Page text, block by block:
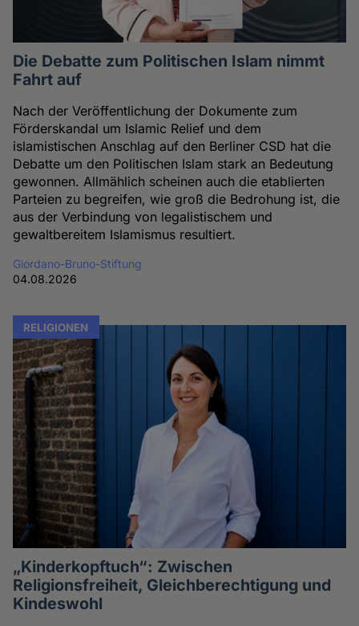
Die Debatte zum Politischen Islam nimmt
Fahrt auf
Nach der Veröffentlichung der Dokumente zum
Förderskandal um Islamic Relief und dem
islamistischen Anschlag auf den Berliner CSD hat die
Debatte um den Politischen Islam stark an Bedeutung
gewonnen. Allmählich scheinen auch die etablierten
Parteien zu begreifen, wie groß die Bedrohung ist, die
aus der Verbindung von legalistischem und
gewaltbereitem Islamismus resultiert.
Giordano-Bruno-Stiftung
04.08.2026
RELIGIONEN
„Kinderkopftuch“: Zwischen
Religionsfreiheit, Gleichberechtigung und
Kindeswohl